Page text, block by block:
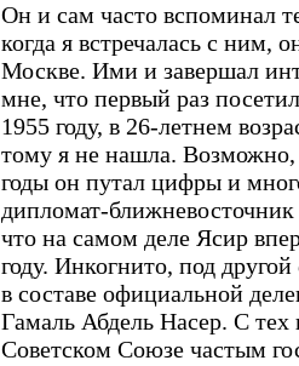
Он и сам часто вспоминал
когда я встречалась с ним,
Москве. Ими и завершал
мне, что первый раз
1955 году, в 26-летнем
тому я не нашла.
годы он путал цифры и
дипломат-
что на самом деле Ясир
году. Инкогнито, под
в составе официальной
Гамаль Абдель Насер. С тех
Советском Союзе частым